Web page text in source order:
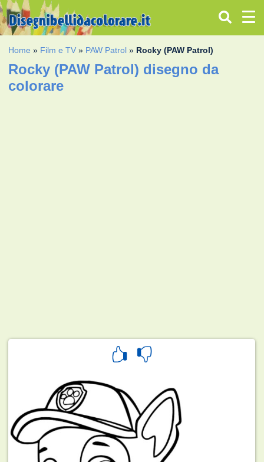
Home » Film e TV » PAW Patrol » Rocky (PAW Patrol)
Rocky (PAW Patrol) disegno da
colorare